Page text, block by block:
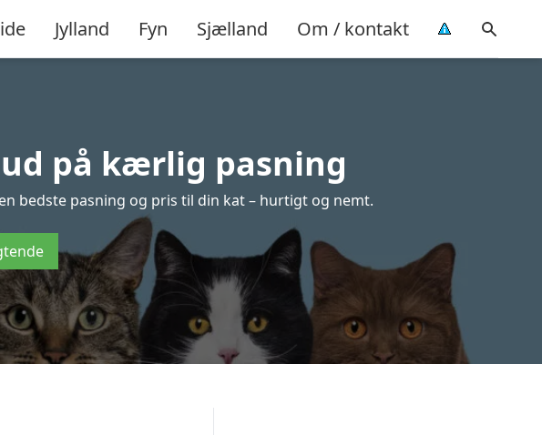
Jylland Fyn Sjælland Om / kontakt
på kærlig pasning
bedste pasning og pris til din kat – hurtigt og nemt.